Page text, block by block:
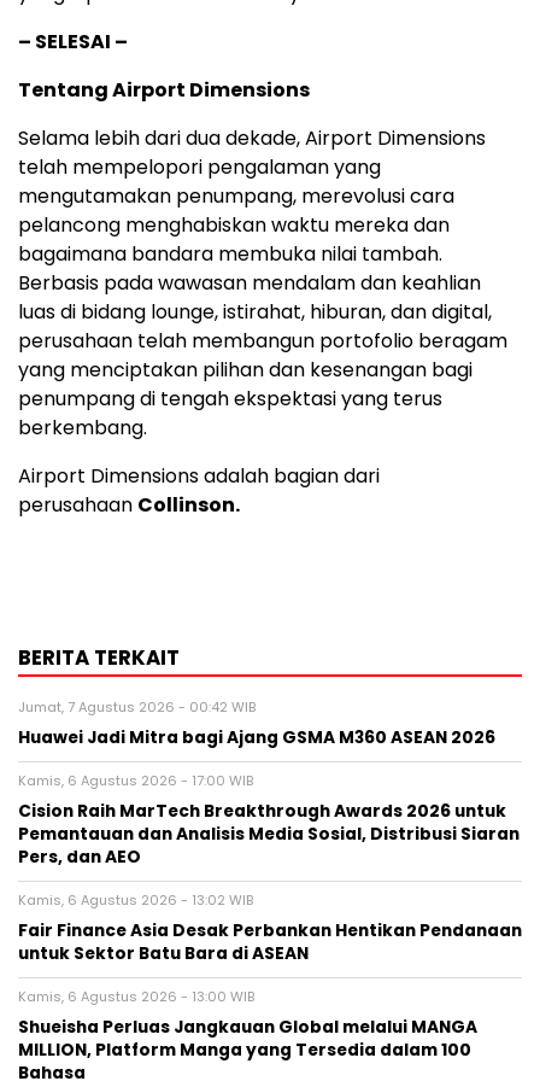
– SELESAI –
Tentang Airport Dimensions
Selama lebih dari dua dekade, Airport Dimensions
telah mempelopori pengalaman yang
mengutamakan penumpang, merevolusi cara
pelancong menghabiskan waktu mereka dan
bagaimana bandara membuka nilai tambah.
Berbasis pada wawasan mendalam dan keahlian
luas di bidang lounge, istirahat, hiburan, dan digital,
perusahaan telah membangun portofolio beragam
yang menciptakan pilihan dan kesenangan bagi
penumpang di tengah ekspektasi yang terus
berkembang.
Airport Dimensions adalah bagian dari
perusahaan Collinson.
BERITA TERKAIT
Jumat, 7 Agustus 2026 - 00:42 WIB
Huawei Jadi Mitra bagi Ajang GSMA M360 ASEAN 2026
Kamis, 6 Agustus 2026 - 17:00 WIB
Cision Raih MarTech Breakthrough Awards 2026 untuk
Pemantauan dan Analisis Media Sosial, Distribusi Siaran
Pers, dan AEO
Kamis, 6 Agustus 2026 - 13:02 WIB
Fair Finance Asia Desak Perbankan Hentikan Pendanaan
untuk Sektor Batu Bara di ASEAN
Kamis, 6 Agustus 2026 - 13:00 WIB
Shueisha Perluas Jangkauan Global melalui MANGA
MILLION, Platform Manga yang Tersedia dalam 100
Bahasa